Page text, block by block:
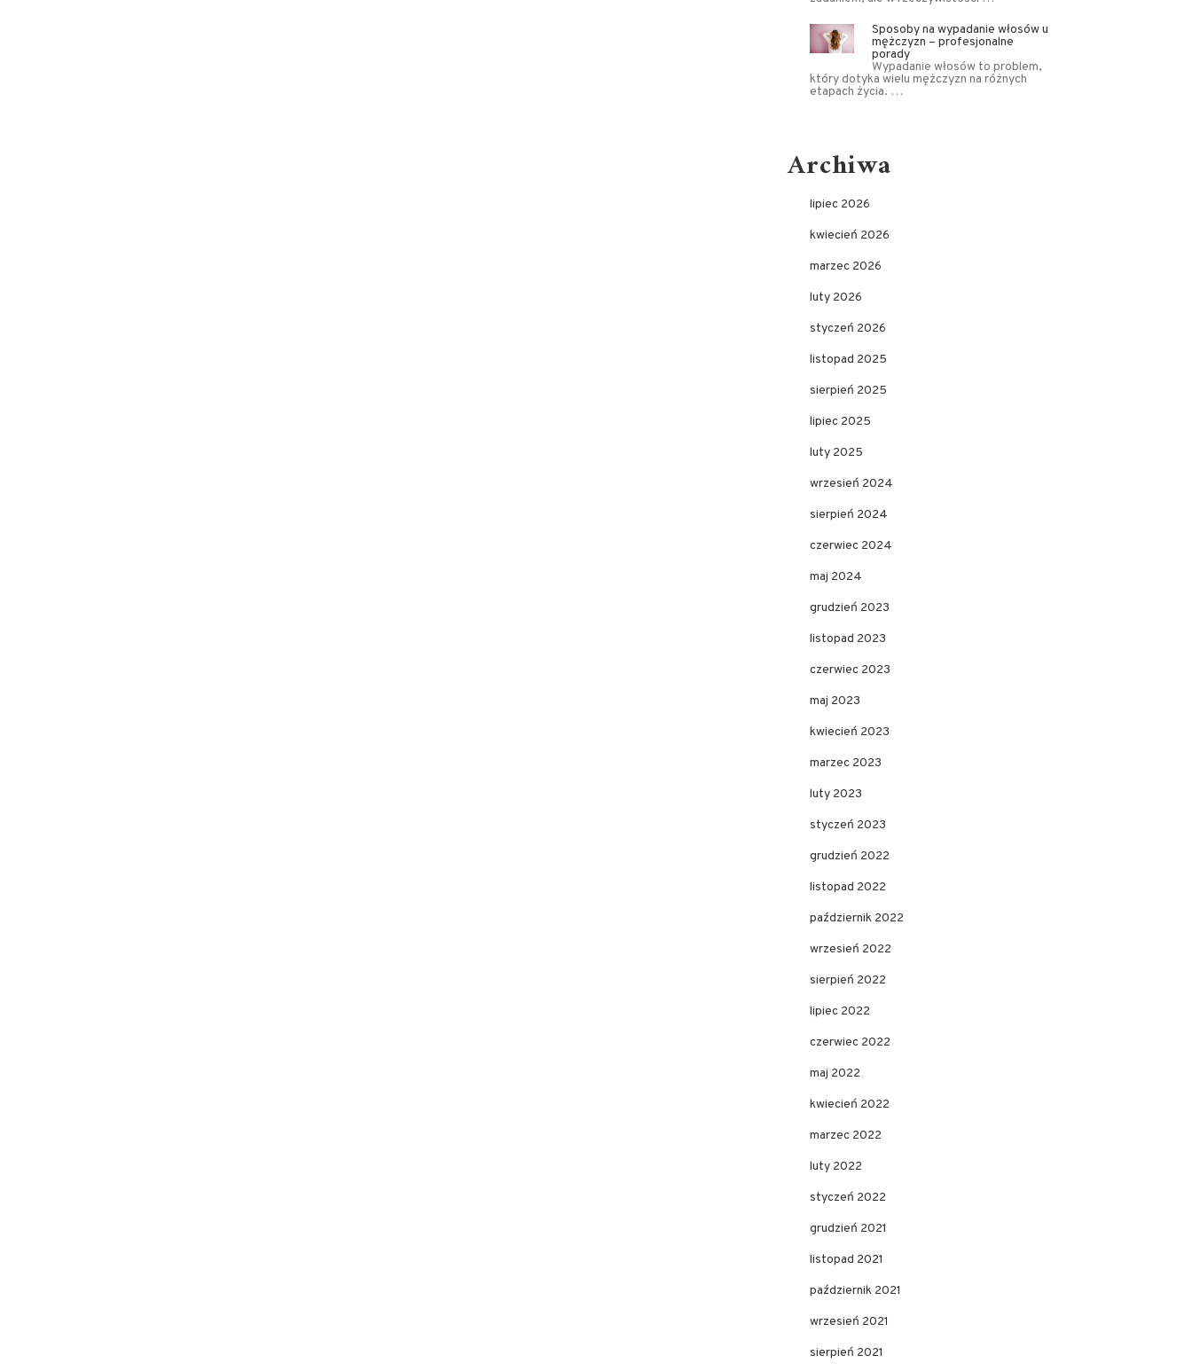
Sposoby na wypadanie włosów u
mężczyzn – profesjonalne
porady
Wypadanie włosów to problem,
który dotyka wielu mężczyzn na różnych
etapach życia. …
Archiwa
lipiec 2026
kwiecień 2026
marzec 2026
luty 2026
styczeń 2026
listopad 2025
sierpień 2025
lipiec 2025
luty 2025
wrzesień 2024
sierpień 2024
czerwiec 2024
maj 2024
grudzień 2023
listopad 2023
czerwiec 2023
maj 2023
kwiecień 2023
marzec 2023
luty 2023
styczeń 2023
grudzień 2022
listopad 2022
październik 2022
wrzesień 2022
sierpień 2022
lipiec 2022
czerwiec 2022
maj 2022
kwiecień 2022
marzec 2022
luty 2022
styczeń 2022
grudzień 2021
listopad 2021
październik 2021
wrzesień 2021
sierpień 2021